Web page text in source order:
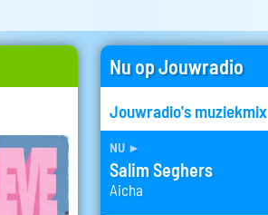
Nu op Jouwradio
Jouwradio's muziekmix
nu ►
Salim Seghers
Aicha